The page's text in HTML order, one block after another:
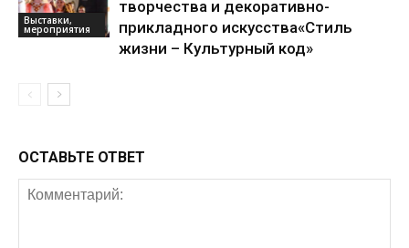
Выставки,
мероприятия
творчества и декоративно-
прикладного искусства«Стиль
жизни – Культурный код»
ОСТАВЬТЕ ОТВЕТ